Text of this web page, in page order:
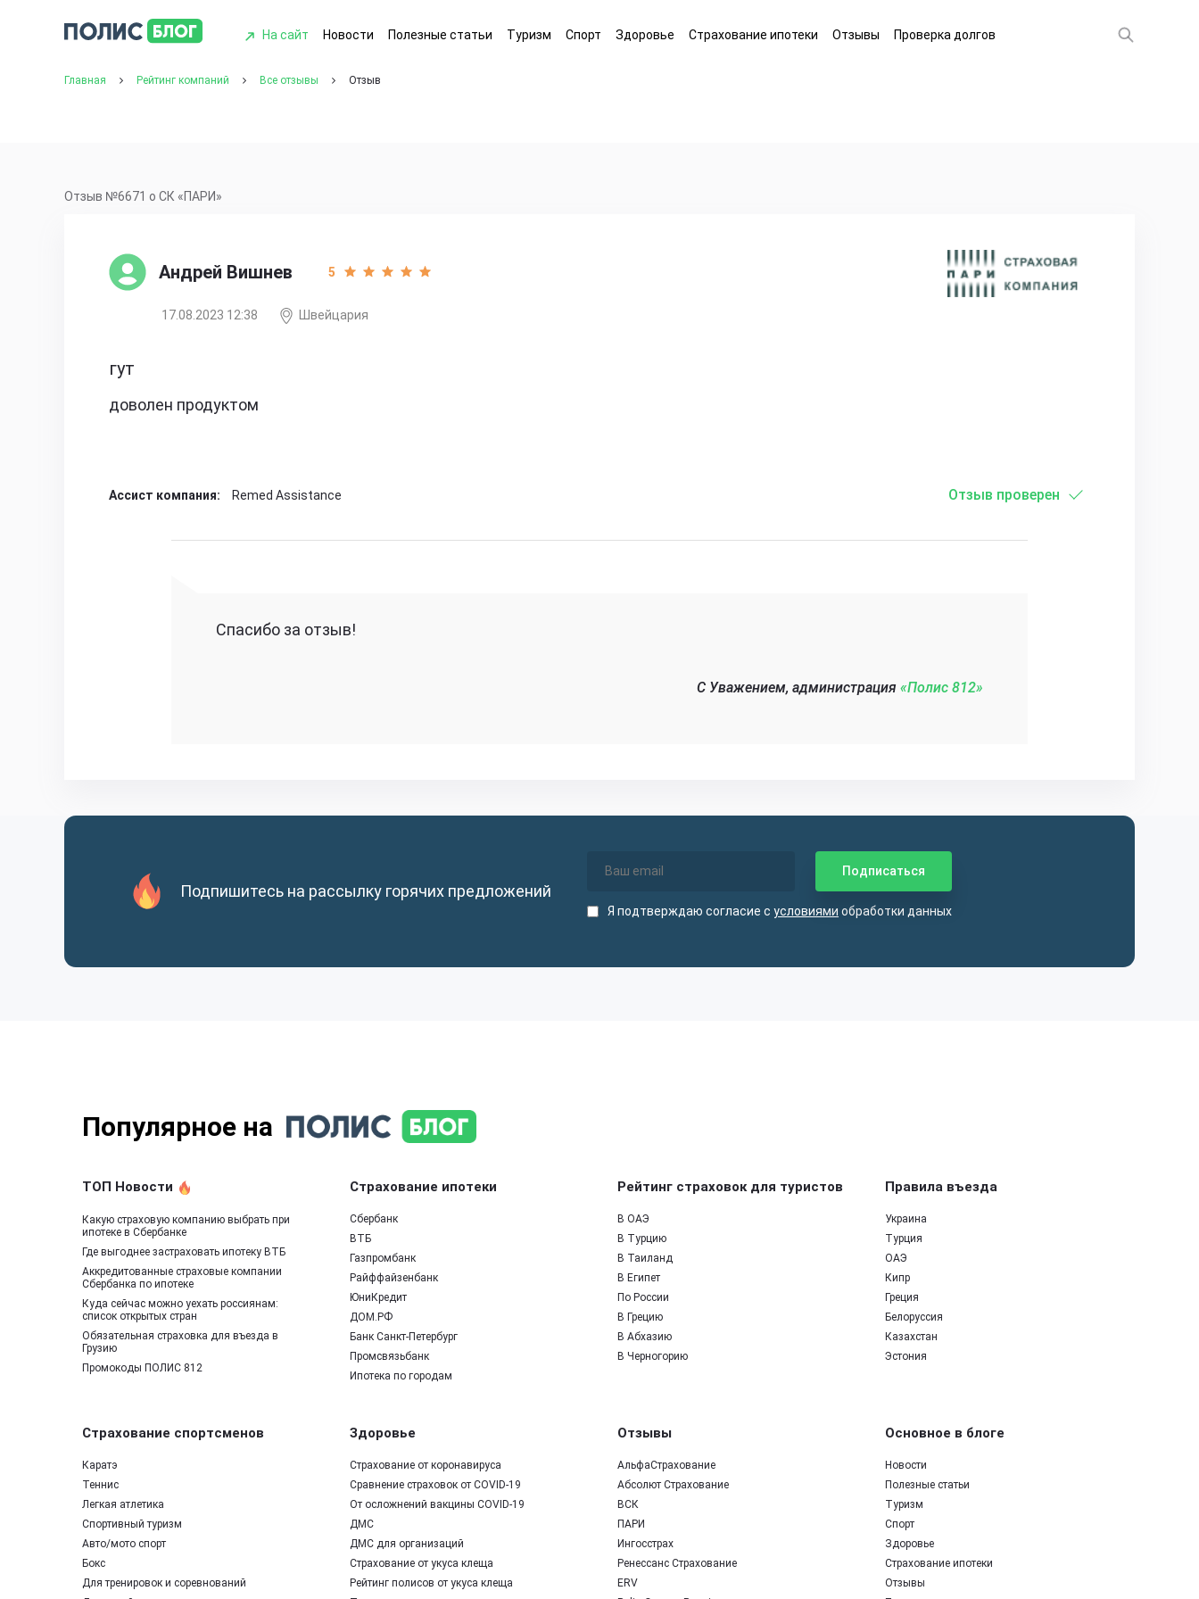
На сайт Новости Полезные статьи Туризм Спорт Здоровье Страхование ипотеки Отзывы Проверка долгов
Главная Рейтинг компаний Все отзывы Отзыв
Отзыв №6671 о СК «ПАРИ»
Андрей Вишнев 5
17.08.2023 12:38 Швейцария
гут
доволен продуктом
Ассист компания: Remed Assistance Отзыв проверен
Спасибо за отзыв!
C Уважением, администрация «Полис 812»‎
Подпишитесь на рассылку горячих предложений
Я подтверждаю согласие с условиями обработки данных
Популярное на
ТОП Новости
Какую страховую компанию выбрать при
ипотеке в Сбербанке
Где выгоднее застраховать ипотеку ВТБ
Аккредитованные страховые компании
Сбербанка по ипотеке
Куда сейчас можно уехать россиянам:
список открытых стран
Обязательная страховка для въезда в
Грузию
Промокоды ПОЛИС 812
Страхование ипотеки
Сбербанк
ВТБ
Газпромбанк
Райффайзенбанк
ЮниКредит
ДОМ.РФ
Банк Санкт-Петербург
Промсвязьбанк
Ипотека по городам
Рейтинг страховок для туристов
В ОАЭ
В Турцию
В Таиланд
В Египет
По России
В Грецию
В Абхазию
В Черногорию
Правила въезда
Украина
Турция
ОАЭ
Кипр
Греция
Белоруссия
Казахстан
Эстония
Страхование спортсменов
Каратэ
Теннис
Легкая атлетика
Спортивный туризм
Авто/мото спорт
Бокс
Для тренировок и соревнований
Здоровье
Страхование от коронавируса
Сравнение страховок от COVID-19
От осложнений вакцины COVID-19
ДМС
ДМС для организаций
Страхование от укуса клеща
Рейтинг полисов от укуса клеща
Отзывы
АльфаСтрахование
Абсолют Страхование
ВСК
ПАРИ
Ингосстрах
Ренессанс Страхование
ERV
Основное в блоге
Новости
Полезные статьи
Туризм
Спорт
Здоровье
Страхование ипотеки
Отзывы